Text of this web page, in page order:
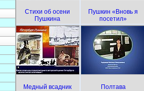
Стихи об осени
Пушкина
Пушкин «Вновь я
посетил»
Медный всадник Полтава